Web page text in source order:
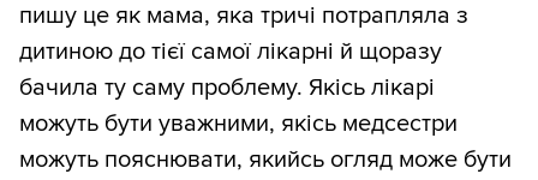
пишу це як мама, яка тричі потрапляла з
дитиною до тієї самої лікарні й щоразу
бачила ту саму проблему. Якісь лікарі
можуть бути уважними, якісь медсестри
можуть пояснювати, якийсь огляд може бути